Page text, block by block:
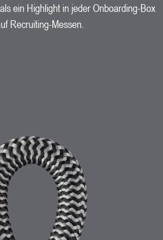
ein Highlight in jeder Onboarding-Box
Recruiting-Messen.